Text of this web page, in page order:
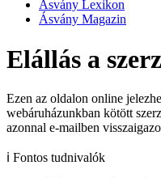
Ásvány Lexikon
Ásvány Magazin
Elállás a
Ezen az oldalon online
webáruházunkban kötött
azonnal e-mailben
ℹ️ Fontos tudnivalók